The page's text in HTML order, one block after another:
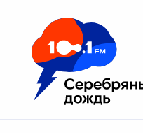
Москва 100.1 FM
Апатиты